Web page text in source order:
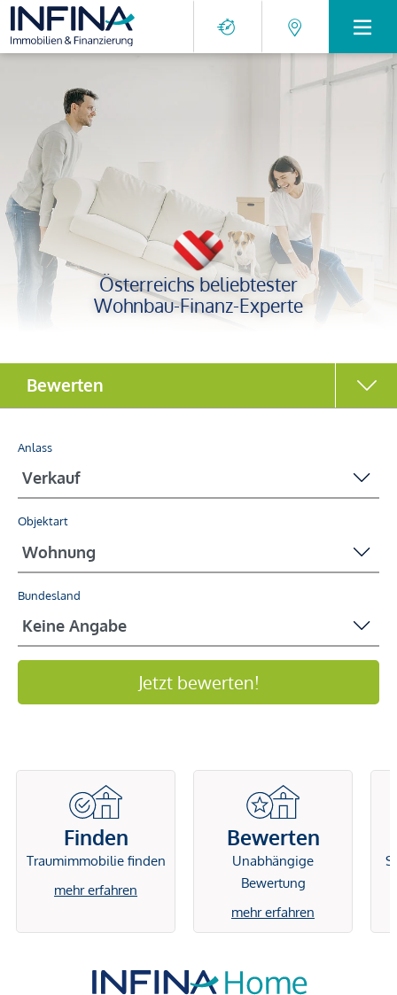
Österreichs beliebtester
Wohnbau-Finanz-Experte
Anlass
Objektart
Bundesland
Jetzt bewerten!
Bewerten
Finden
Traumimmobilie finden
mehr erfahren
Bewerten
Unabhängige
Bewertung
mehr erfahren